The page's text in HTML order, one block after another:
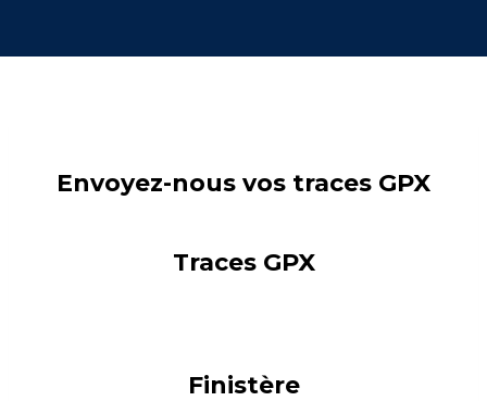
Envoyez-nous vos traces GPX
Traces GPX
Finistère